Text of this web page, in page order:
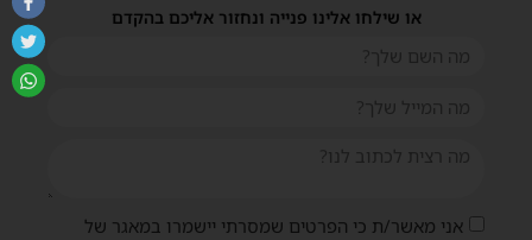
או שילחו אלינו פנייה ונחזור אליכם בהקדם
אני מאשר/ת כי הפרטים שמסרתי יישמרו במאגר של